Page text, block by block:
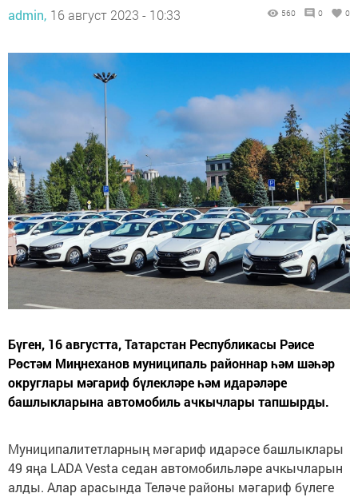
admin, 16 август 2023 - 10:33 560 0 0
Бүген, 16 августта, Татарстан Республикасы Рәисе
Рөстәм Миңнеханов муниципаль районнар һәм шәһәр
округлары мәгариф бүлекләре һәм идарәләре
башлыкларына автомобиль ачкычлары тапшырды.
Муниципалитетларның мәгариф идарәсе башлыклары
49 яңа LADA Vesta седан автомобильләре ачкычларын
алды. Алар арасында Теләче районы мәгариф бүлеге